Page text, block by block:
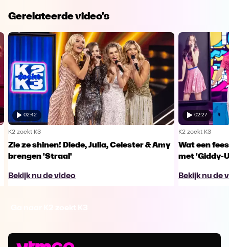
Gerelateerde video's
02:42
K2 zoekt K3
Zie ze shinen! Diede, Julia, Celester & Amy
brengen 'Straal'
Bekijk nu de video
02:27
K2 zoekt K3
Wat een
met 'Giddy-
Bekijk nu de